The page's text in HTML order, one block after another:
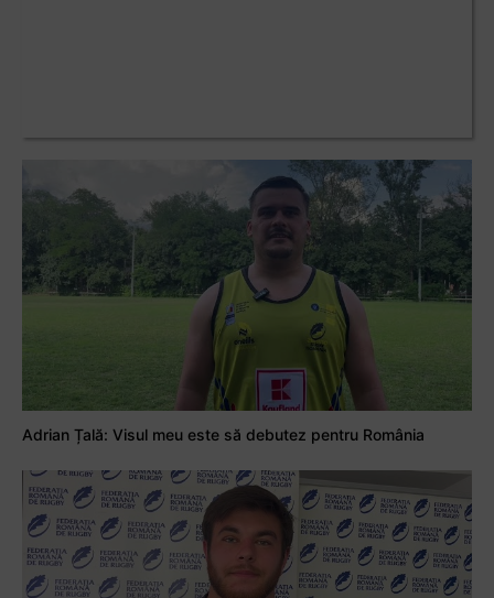
Adrian Țală: Visul meu este să debutez pentru România